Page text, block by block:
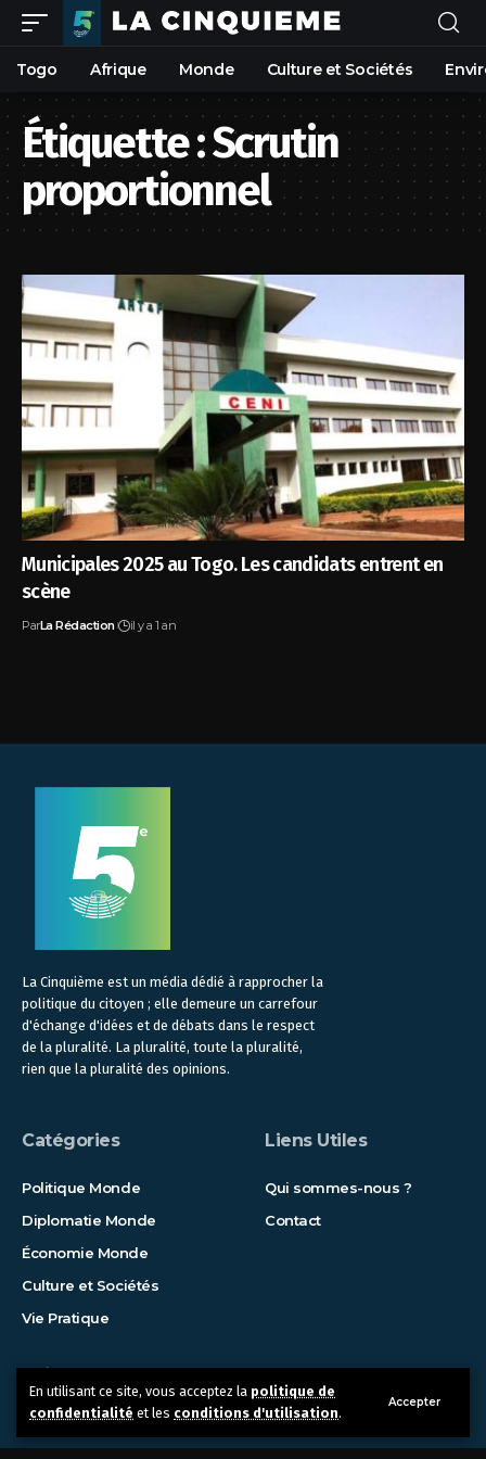
En utilisant ce site, vous acceptez la politique de
confidentialité et les conditions d'utilisation.
Accepter
Togo Afrique Monde Culture et Sociétés
Étiquette :Scrutin
proportionnel
Municipales 2025 au Togo. Les candidats entrent en
scène
ParLa Rédaction il y a 1 an
La Cinquième est un média dédié à rapprocher la
politique du citoyen ; elle demeure un carrefour
d'échange d'idées et de débats dans le respect
de la pluralité. La pluralité, toute la pluralité,
rien que la pluralité des opinions.
Catégories
Politique Monde
Diplomatie Monde
Économie Monde
Culture et Sociétés
Vie Pratique
Liens Utiles
Qui sommes-nous ?
Contact